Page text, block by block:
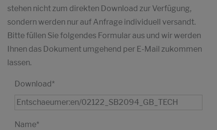
stehen nicht zum direkten Download zur Verfügung,
sondern werden nur auf Anfrage individuell versandt.
Bitte füllen Sie folgendes Formular aus und wir werden
Ihnen das Dokument umgehend per E-Mail zukommen
lassen.
Download*
Name*